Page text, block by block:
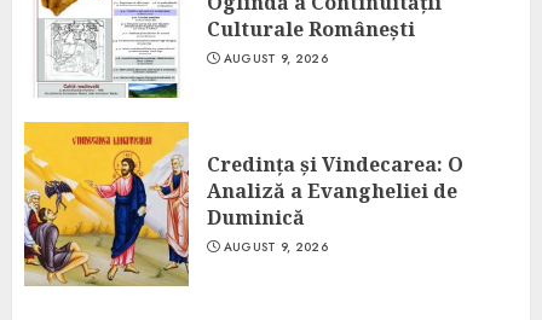
Culturale Românești
AUGUST 9, 2026
Credința și Vindecarea: O
Analiză a Evangheliei de
Duminică
AUGUST 9, 2026